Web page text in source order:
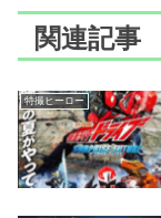
関連記事
特撮ヒーロー